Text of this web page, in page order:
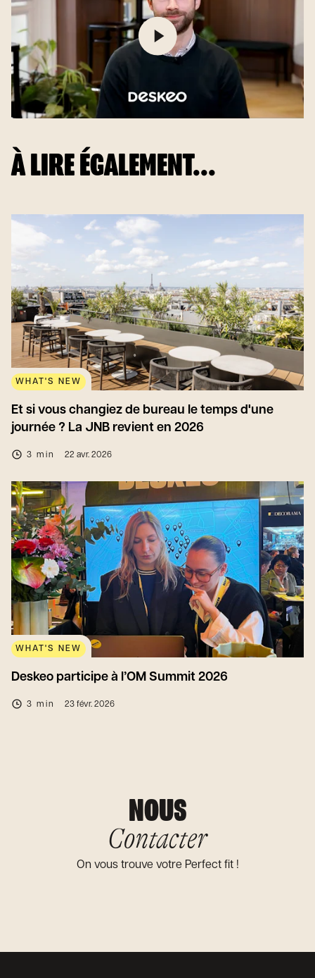
À LIRE ÉGALEMENT...
WHAT'S NEW
Et si vous changiez de bureau le temps d'une
journée ? La JNB revient en 2026
3 min 22 avr. 2026
WHAT'S NEW
Deskeo participe à l’OM Summit 2026
3 min 23 févr. 2026
NOUS
Contacter
On vous trouve votre Perfect fit !